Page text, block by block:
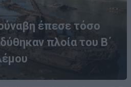
έπεσε τόσο
πλοία του Β΄